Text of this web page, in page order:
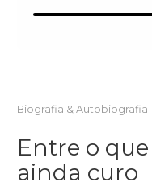
Biografia & Autobiografia
Entre o
ainda curo